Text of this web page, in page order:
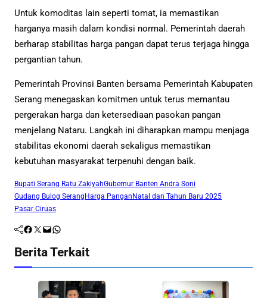
Untuk komoditas lain seperti tomat, ia memastikan
harganya masih dalam kondisi normal. Pemerintah daerah
berharap stabilitas harga pangan dapat terus terjaga hingga
pergantian tahun.
Pemerintah Provinsi Banten bersama Pemerintah Kabupaten
Serang menegaskan komitmen untuk terus memantau
pergerakan harga dan ketersediaan pasokan pangan
menjelang Nataru. Langkah ini diharapkan mampu menjaga
stabilitas ekonomi daerah sekaligus memastikan
kebutuhan masyarakat terpenuhi dengan baik.
Bupati Serang Ratu ZakiyahGubernur Banten Andra Soni
Gudang Bulog Serang Harga Pangan Natal dan Tahun Baru 2025
Pasar Ciruas
Facebook Twitter Mail WhatsApp
Berita Terkait